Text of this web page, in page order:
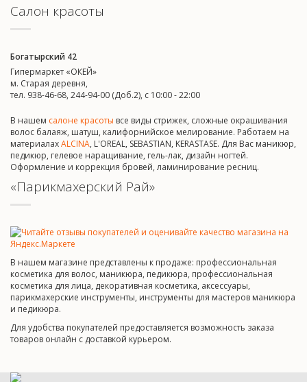
Салон красоты
Богатырский 42
Гипермаркет «ОКЕЙ»
м. Старая деревня,
тел. 938-46-68, 244-94-00 (Доб.2), c 10:00 - 22:00
В нашем салоне красоты все виды стрижек, сложные окрашивания
волос балаяж, шатуш, калифорнийское мелирование. Работаем на
материалахALCINA, L'OREAL, SEBASTIAN, KERASTASE. Для Вас маникюр,
педикюр, гелевое наращивание, гель-лак, дизайн ногтей.
Оформление и коррекция бровей, ламинирование ресниц.
«Парикмахерский Рай»
В нашем магазине представлены к продаже: профессиональная
косметика для волос, маникюра, педикюра, профессиональная
косметика для лица, декоративная косметика, аксессуары,
парикмахерские инструменты, инструменты для мастеров маникюра
и педикюра.
Для удобства покупателей предоставляется возможность заказа
товаров онлайн с доставкой курьером.